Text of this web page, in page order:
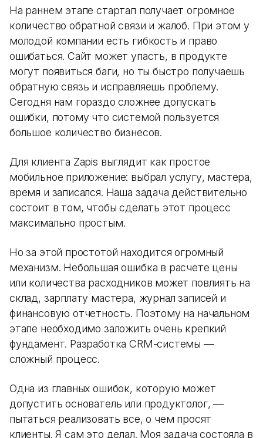
На раннем этапе стартап получает огромное
количество обратной связи и жалоб. При этом у
молодой компании есть гибкость и право
ошибаться. Сайт может упасть, в продукте
могут появиться баги, но ты быстро получаешь
обратную связь и исправляешь проблему.
Сегодня нам гораздо сложнее допускать
ошибки, потому что системой пользуется
большое количество бизнесов.
Для клиента Zapis выглядит как простое
мобильное приложение: выбрал услугу, мастера,
время и записался. Наша задача действительно
состоит в том, чтобы сделать этот процесс
максимально простым.
Но за этой простотой находится огромный
механизм. Небольшая ошибка в расчете цены
или количества расходников может повлиять на
склад, зарплату мастера, журнал записей и
финансовую отчетность. Поэтому на начальном
этапе необходимо заложить очень крепкий
фундамент. Разработка CRM-системы —
сложный процесс.
Одна из главных ошибок, которую может
допустить основатель или продуктолог, —
пытаться реализовать все, о чем просят
клиенты. Я сам это делал. Моя задача состояла в